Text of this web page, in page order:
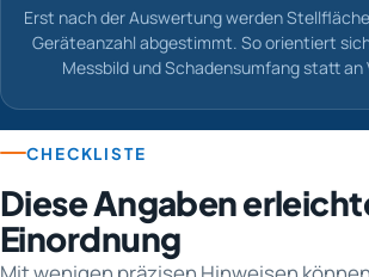
Erst nach der Auswertung werden
Geräteanzahl abgestimmt. So orientiert
Messbild und Schadensumfang statt an
CHECKLISTE
Diese Angaben
Einordnung